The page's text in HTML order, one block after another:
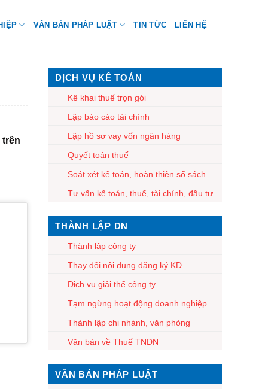
VĂN BẢN PHÁP LUẬT TIN TỨC LIÊN HỆ
trên
DỊCH VỤ KẾ TOÁN
Kê khai thuế trọn gói
Lập báo cáo tài chính
Lập hồ sơ vay vốn ngân hàng
Quyết toán thuế
Soát xét kế toán, hoàn thiện sổ sách
Tư vấn kế toán, thuế, tài chính, đầu tư
THÀNH LẬP DN
Thành lập công ty
Thay đổi nội dung đăng ký KD
Dịch vụ giải thể công ty
Tạm ngừng hoạt động doanh nghiệp
Thành lập chi nhánh, văn phòng
Văn bản về Thuế TNDN
VĂN BẢN PHÁP LUẬT